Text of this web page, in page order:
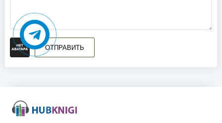
ОТПРАВИТЬ